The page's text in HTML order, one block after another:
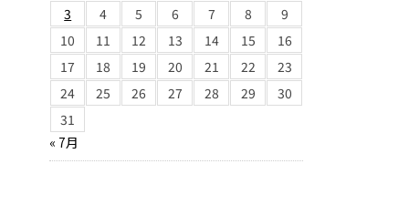
3
4 5 6 7 8
9
10
11 12 13 14 15
16
17
18 19 20 21 22
23
24
25 26 27 28 29
30
31
« 7月